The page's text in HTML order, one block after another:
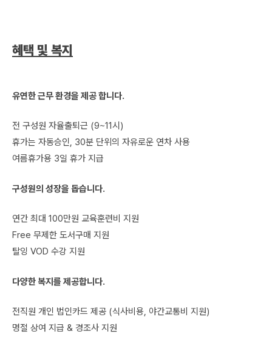
혜택 및 복지
유연한 근무 환경을 제공 합니다.
전 구성원 자율출퇴근 (9~11시)
휴가는 자동승인, 30분 단위의 자유로운 연차 사용
여름휴가용 3일 휴가 지급
구성원의 성장을 돕습니다.
연간 최대 100만원 교육훈련비 지원
Free 무제한 도서구매 지원
탈잉 VOD 수강 지원
다양한 복지를 제공합니다.
전직원 개인 법인카드 제공 (식사비용, 야간교통비 지원)
명절 상여 지급 & 경조사 지원